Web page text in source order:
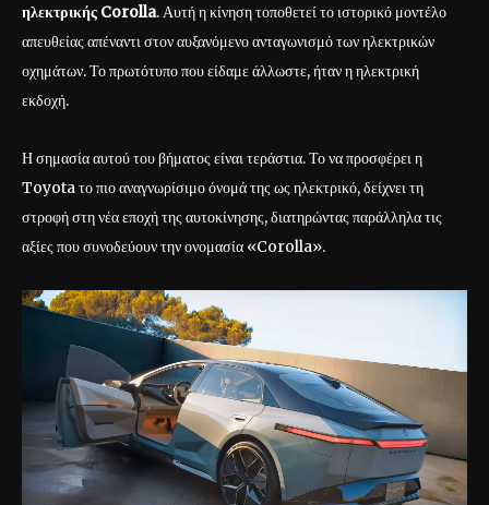
ηλεκτρικής Corolla. Αυτή η κίνηση τοποθετεί το ιστορικό μοντέλο
απευθείας απέναντι στον αυξανόμενο ανταγωνισμό των ηλεκτρικών
οχημάτων. Το πρωτότυπο που είδαμε άλλωστε, ήταν η ηλεκτρική
εκδοχή.
Η σημασία αυτού του βήματος είναι τεράστια. Το να προσφέρει η
Toyota το πιο αναγνωρίσιμο όνομά της ως ηλεκτρικό, δείχνει τη
στροφή στη νέα εποχή της αυτοκίνησης, διατηρώντας παράλληλα τις
αξίες που συνοδεύουν την ονομασία «Corolla».